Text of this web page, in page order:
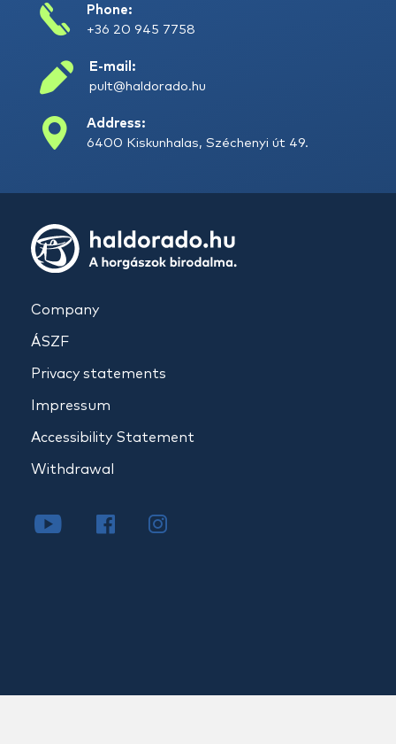
Phone:
+36 20 945 7758
E-mail:
pult@haldorado.hu
Address:
6400 Kiskunhalas, Széchenyi út 49.
Company
ÁSZF
Privacy statements
Impressum
Accessibility Statement
Withdrawal